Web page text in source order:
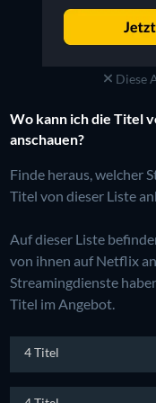
Diese
Wo kann ich die Titel
anschauen?
Finde heraus, welcher
Titel von dieser Liste
Auf dieser Liste
von ihnen auf Netflix
Streamingdienste
Titel im Angebot.
4 Titel